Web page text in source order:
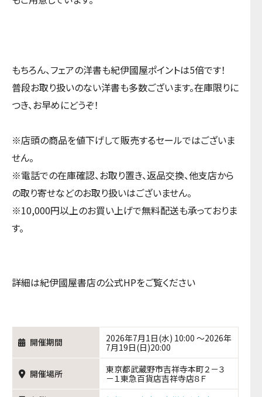
もちろん、フェアの洋書も紀伊國屋ポイントは5倍です！
普段お取り扱いのない洋書も多数ございます。在庫限りに
つき、お早めにどうぞ！
※店頭の商品を値下げして販売するセールではございま
せん。
※電話での在庫確認、お取り置き、返品交換、他支店から
の取り寄せなどのお取り扱いはございません。
※10,000円以上のお買い上げで無料配送も承っておりま
す。
詳細は紀伊國屋書店の公式HPをご覧ください
開催期間
2026年7月1日(水) 10:00 ～2026年
7月19日(日)20:00
開催場所
東京都武蔵野市吉祥寺本町２－３
－１東急百貨店吉祥寺店８Ｆ